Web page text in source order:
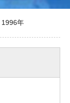
1996年